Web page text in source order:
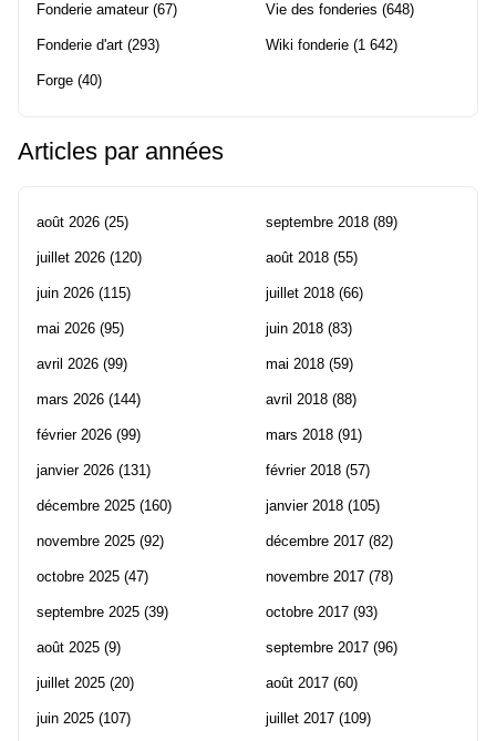
Fonderie amateur(67)
Fonderie d'art (293)
Forge (40)
Vie des fonderies (648)
Wiki fonderie (1 642)
Articles par années
août 2026 (25)
juillet 2026 (120)
juin 2026 (115)
mai 2026 (95)
avril 2026 (99)
mars 2026 (144)
février 2026 (99)
janvier 2026 (131)
décembre 2025 (160)
novembre 2025 (92)
octobre 2025 (47)
septembre 2025 (39)
août 2025 (9)
juillet 2025 (20)
juin 2025 (107)
septembre 2018 (89)
août 2018 (55)
juillet 2018 (66)
juin 2018 (83)
mai 2018 (59)
avril 2018 (88)
mars 2018 (91)
février 2018 (57)
janvier 2018 (105)
décembre 2017 (82)
novembre 2017 (78)
octobre 2017 (93)
septembre 2017 (96)
août 2017 (60)
juillet 2017 (109)